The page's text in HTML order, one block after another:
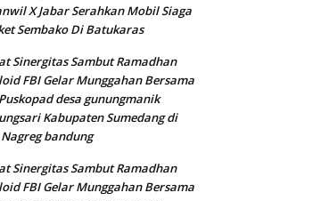
X Jabar Serahkan Mobil Siaga
Sembako Di Batukaras
Sinergitas Sambut Ramadhan
FBI Gelar Munggahan Bersama
desa gunungmanik
Kabupaten Sumedang di
bandung
Sinergitas Sambut Ramadhan
FBI Gelar Munggahan Bersama